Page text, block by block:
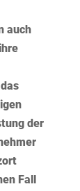
auch
der
Fall